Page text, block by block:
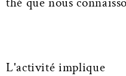
L'activité implique